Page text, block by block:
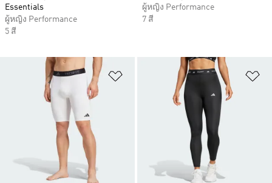
Essentials
ผู้หญิง Performance
5 สี
ผู้หญิง Performance
7 สี
เพิ่มไปยังรายการสินค้าโปรด